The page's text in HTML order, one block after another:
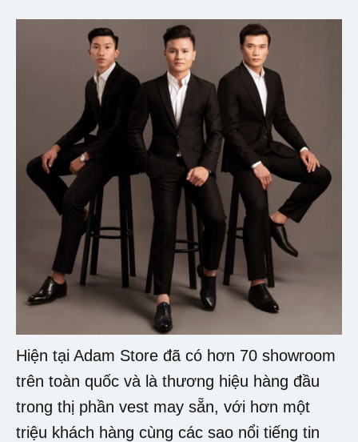
Hiện tại Adam Store đã có hơn 70 showroom
trên toàn quốc và là thương hiệu hàng đầu
trong thị phần vest may sẵn, với hơn một
triệu khách hàng cùng các sao nổi tiếng tin